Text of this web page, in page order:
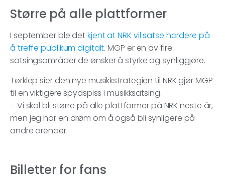
Større på alle plattformer
I september ble detkjent at NRK vil satse hardere på
å treffe publikum digitalt. MGP er en av fire
satsingsområder de ønsker å styrke og synliggjøre.
Tørklep sier den nye musikkstrategien til NRK gjør MGP
til en viktigere spydspiss i musikksatsing.
– Vi skal bli større på alle plattformer på NRK neste år,
men jeg har en drøm om å også bli synligere på
andre arenaer.
Billetter for fans